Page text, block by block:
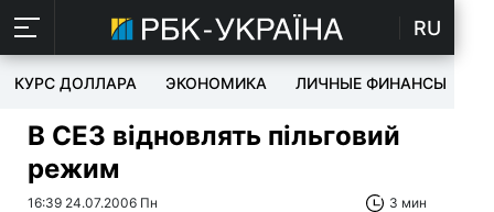
RU
КУРС ДОЛЛАРА ЭКОНОМИКА ЛИЧНЫЕ ФИНАНСЫ
В СЕЗ відновлять пільговий
режим
16:39 24.07.2006 Пн 3 мин